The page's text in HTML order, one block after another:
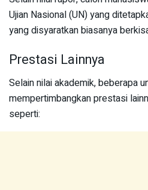
Ujian Nasional (UN) yang
yang disyaratkan biasanya
Prestasi Lainnya
Selain nilai akademik, beberapa
mempertimbangkan prestasi
seperti: